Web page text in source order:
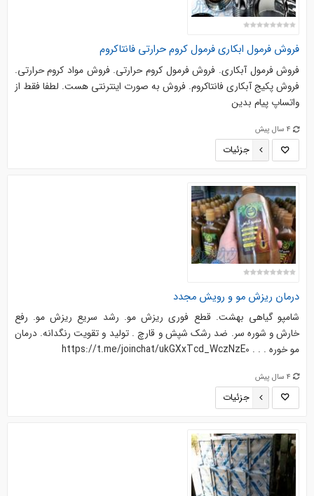
فروش فرمول ابکاری فرمول کروم حرارتی فانتاکروم
فروش فرمول آبکاری. فروش فرمول کروم حرارتی. فروش مواد کروم حرارتی.
فروش پکیج آبکاری فانتاکروم. فروش به صورت اینترنتی هست. لطفا فقط از
واتساپ پیام بدین
4 سال پیش
جزئیات
درمان ریزش مو و رویش مجدد
شامپو گیاهی بهشت. قطع فوری ریزش مو. رشد سریع ریزش مو. رفع
خارش و شوره سر. ضد رشک شپش و قارچ . تولید و تقویت رنگدانه. درمان
مو خوره . . . https://t.me/joinchat/ukGXxTcd_WczNzE0
4 سال پیش
جزئیات